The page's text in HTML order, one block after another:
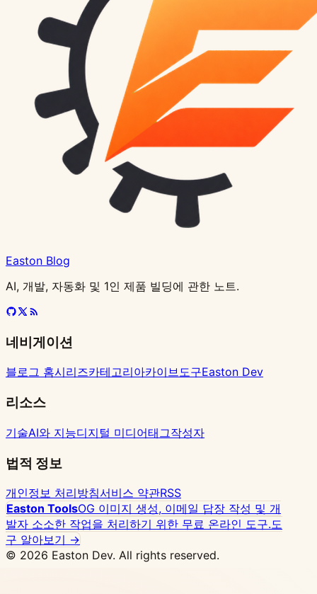
Easton Blog
AI, 개발, 자동화 및 1인 제품 빌딩에 관한 노트.
네비게이션
블로그 홈시리즈카테고리아카이브도구Easton Dev
리소스
기술AI와 지능디지털 미디어태그작성자
법적 정보
개인정보 처리방침서비스 약관RSS
Easton ToolsOG 이미지 생성, 이메일 답장 작성 및 개
발자 소소한 작업을 처리하기 위한 무료 온라인 도구.도
구 알아보기 →
© 2026 Easton Dev. All rights reserved.